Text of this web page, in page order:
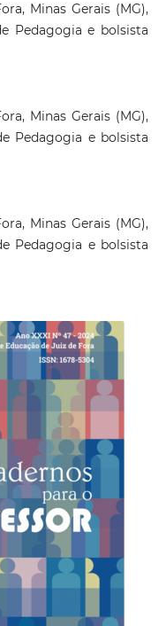
Minas Gerais (MG),
Pedagogia e bolsista
Minas Gerais (MG),
Pedagogia e bolsista
Minas Gerais (MG),
Pedagogia e bolsista